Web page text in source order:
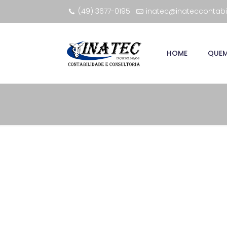
(49) 3677-0195
HOME